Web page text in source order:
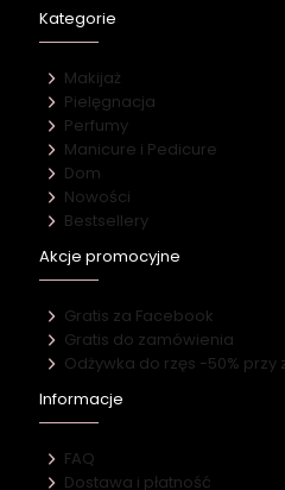
Kategorie
Makijaż
Pielęgnacja
Perfumy
Manicure i Pedicure
Dom
Nowości
Bestsellery
Akcje promocyjne
Gratis za Facebook
Gratis do zamówienia
Odżywka do rzęs -50% przy
Informacje
FAQ
Dostawa i płatność